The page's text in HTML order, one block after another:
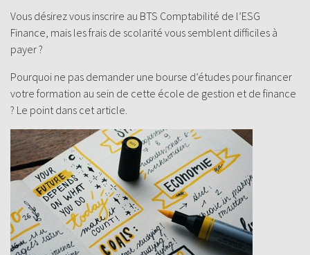
Vous désirez vous inscrire au BTS Comptabilité de l’ESG
Finance, mais les frais de scolarité vous semblent difficiles à
payer ?
Pourquoi ne pas demander une bourse d’études pour financer
votre formation au sein de cette école de gestion et de finance
? Le point dans cet article.